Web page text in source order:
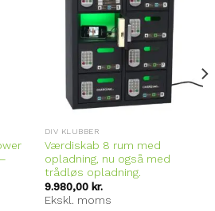
DIV KLUBBER
Værdiskab 8 rum med
opladning, nu også med
trådløs opladning.
9.980,00 kr.
Ekskl. moms